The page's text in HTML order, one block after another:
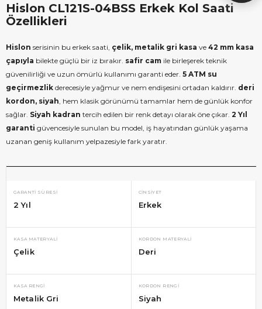
Hislon CL121S-04BSS Erkek Kol Saati
Özellikleri
Hislon serisinin bu erkek saati, çelik, metalik gri kasa ve 42 mm kasa
çapıyla bilekte güçlü bir iz bırakır. safir cam ile birleşerek teknik
güvenilirliği ve uzun ömürlü kullanımı garanti eder. 5 ATM su
geçirmezlik derecesiyle yağmur ve nem endişesini ortadan kaldırır. deri
kordon, siyah , hem klasik görünümü tamamlar hem de günlük konfor
sağlar. Siyah kadran tercih edilen bir renk detayı olarak öne çıkar. 2 Yıl
garanti güvencesiyle sunulan bu model, iş hayatından günlük yaşama
uzanan geniş kullanım yelpazesiyle fark yaratır.
GARANTI SÜRESI
2 Yıl
CINSIYET
Erkek
KASA MATERYALI
Çelik
KORDON MATERYALI
Deri
KASA RENGI
Metalik Gri
KORDON RENGI
Siyah